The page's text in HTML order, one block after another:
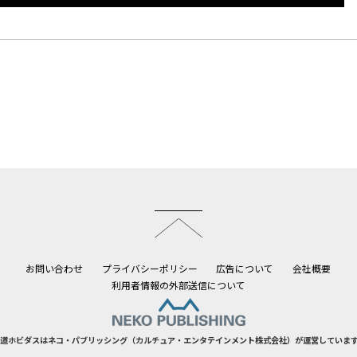
お問い合わせ プライバシーポリシー 広告について
会社概要
利用者情報の外部送信について
ホビダスはネコ・パブリッシング（カルチュア・エンタテインメント株式会社）が運営していま